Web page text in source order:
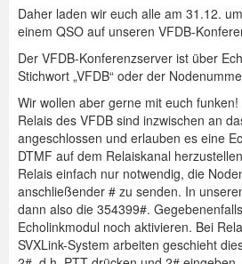
Daher laden wir euch alle am 31.12.
einem QSO auf unseren VFDB-
Der VFDB-Konferenzserver ist über
Stichwort „VFDB“ oder der
Wir wollen aber gerne mit euch
Relais des VFDB sind inzwischen an
angeschlossen und erlauben es eine
DTMF auf dem Relaiskanal
Relais einfach nur notwendig, die
anschließender # zu senden. In
dann also die 354399#.
Echolinkmodul noch aktivieren. Bei
SVXLink-System arbeiten geschieht